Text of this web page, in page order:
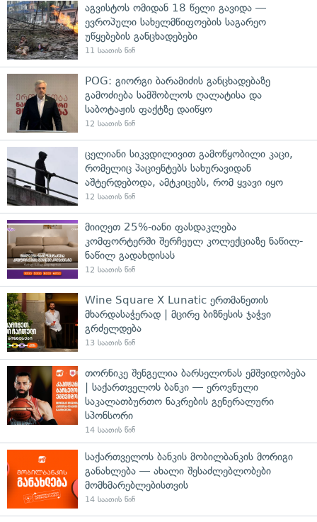
აგვისტოს ომიდან 18 წელი გავიდა —
ევროპული სახელმწიფოების საგარეო
უწყებების განცხადებები
11 საათის წინ
POG: გიორგი ბარამიძის განცხადებაზე
გამოძიება სამშობლოს ღალატისა და
საბოტაჟის ფაქტზე დაიწყო
12 საათის წინ
ცელიანი სიკვდილივით გამოწყობილი კაცი,
რომელიც პაციენტებს სახურავიდან
აშტერდებოდა, ამტკიცებს, რომ ყვავი იყო
12 საათის წინ
მიიღეთ 25%-იანი ფასდაკლება
კომფორტერში შერჩეულ კოლექციაზე ნაწილ-
ნაწილ გადახდისას
12 საათის წინ
Wine Square X Lunatic ერთმანეთის
მხარდასაჭერად | მცირე ბიზნესის ჯაჭვი
გრძელდება
13 საათის წინ
თორნიკე შენგელია ბარსელონას ემშვიდობება
| საქართველოს ბანკი — ეროვნული
საკალათბურთო ნაკრების გენერალური
სპონსორი
14 საათის წინ
საქართველოს ბანკის მობილბანკის მორიგი
განახლება — ახალი შესაძლებლობები
მომხმარებლებისთვის
14 საათის წინ